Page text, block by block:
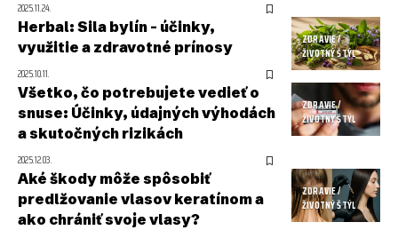
2025.11.24.
ZDRAVIE /
ŽIVOTNÝ ŠTÝL
Herbal: Sila bylín – účinky,
využitie a zdravotné prínosy
2025.10.11.
ZDRAVIE /
ŽIVOTNÝ ŠTÝL
Všetko, čo potrebujete vedieť o
snuse: Účinky, údajných výhodách
a skutočných rizikách
2025.12.03.
ZDRAVIE /
ŽIVOTNÝ ŠTÝL
Aké škody môže spôsobiť
predlžovanie vlasov keratínom a
ako chrániť svoje vlasy?